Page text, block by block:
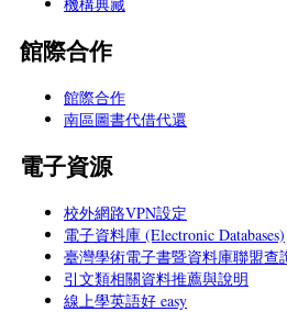
館際合作
館際合作
南區圖書代借代還
電子資源
校外網路VPN設定
電子資料庫 (Electronic Databases)
臺灣學術電子書暨資料庫聯盟查
引文類相關資料推薦與說明
線上學英語好 easy